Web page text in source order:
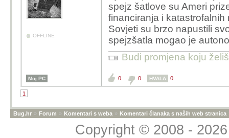
OFFLINE
spejz šatlove su Ameri
financiranja i
Sovjeti su brzo napustili
spejzšatla mogao je
Budi promjena koju
Moj PC 0 0 HVALA 0
1
Bug.hr » Forum » Komentari s weba » Komentari članaka s naših web stranica
Copyright © 2008 -